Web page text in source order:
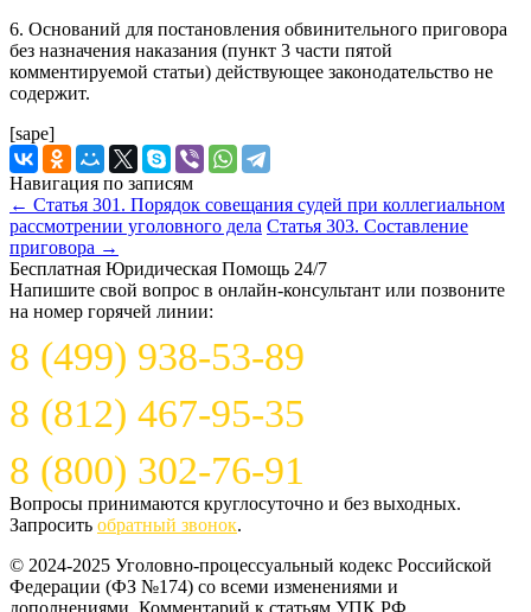
6. Оснований для постановления обвинительного приговора
без назначения наказания (пункт 3 части пятой
комментируемой статьи) действующее законодательство не
содержит.
[sape]
Навигация по записям
← Статья 301. Порядок совещания судей при коллегиальном
рассмотрении уголовного дела Статья 303. Составление
приговора →
Бесплатная Юридическая Помощь 24/7
Напишите свой вопрос в онлайн-консультант или позвоните
на номер горячей линии:
8 (499) 938-53-89
8 (812) 467-95-35
8 (800) 302-76-91
Вопросы принимаются круглосуточно и без выходных.
Запросить обратный звонок.
© 2024-2025 Уголовно-процессуальный кодекс Российской
Федерации (ФЗ №174) со всеми изменениями и
дополнениями. Комментарий к статьям УПК РФ.